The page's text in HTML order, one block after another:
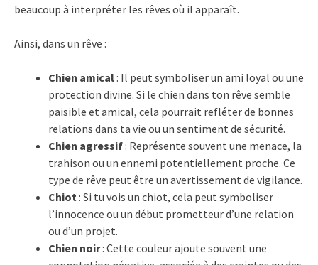
beaucoup à interpréter les rêves où il apparaît.
Ainsi, dans un rêve :
Chien amical: Il peut symboliser un ami loyal ou une
protection divine. Si le chien dans ton rêve semble
paisible et amical, cela pourrait refléter de bonnes
relations dans ta vie ou un sentiment de sécurité.
Chien agressif: Représente souvent une menace, la
trahison ou un ennemi potentiellement proche. Ce
type de rêve peut être un avertissement de vigilance.
Chiot : Si tu vois un chiot, cela peut symboliser
l’innocence ou un début prometteur d’une relation
ou d’un projet.
Chien noir: Cette couleur ajoute souvent une